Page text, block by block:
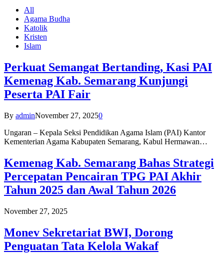
All
Agama Budha
Katolik
Kristen
Islam
Perkuat Semangat Bertanding, Kasi PAI
Kemenag Kab. Semarang Kunjungi
Peserta PAI Fair
By adminNovember 27, 20250
Ungaran – Kepala Seksi Pendidikan Agama Islam (PAI) Kantor
Kementerian Agama Kabupaten Semarang, Kabul Hermawan…
Kemenag Kab. Semarang Bahas Strategi
Percepatan Pencairan TPG PAI Akhir
Tahun 2025 dan Awal Tahun 2026
November 27, 2025
Monev Sekretariat BWI, Dorong
Penguatan Tata Kelola Wakaf